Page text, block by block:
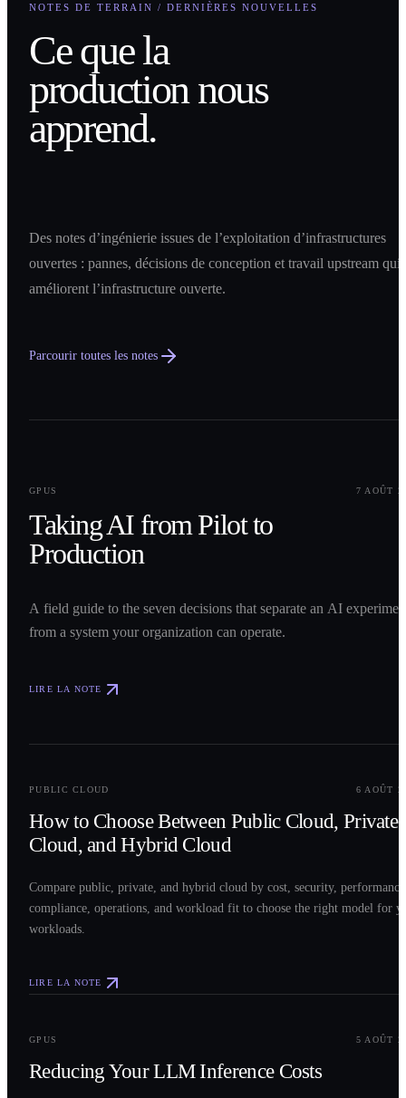
NOTES DE TERRAIN / DERNIÈRES NOUVELLES
Ce que la
production nous
apprend.
Des notes d’ingénierie issues de l’exploitation d’infrastructures
ouvertes : pannes, décisions de conception et travail upstream qui
améliorent l’infrastructure ouverte.
Parcourir toutes les notes
GPUS
7 AOÛT
Taking AI from Pilot to
Production
A field guide to the seven decisions that separate an AI
from a system your organization can operate.
LIRE LA NOTE
PUBLIC CLOUD 6 AOÛT
How to Choose Between Public Cloud, Private
Cloud, and Hybrid Cloud
Compare public, private, and hybrid cloud by cost, security,
compliance, operations, and workload fit to choose the right model for
workloads.
LIRE LA NOTE
GPUS 5 AOÛT
Reducing Your LLM Inference Costs